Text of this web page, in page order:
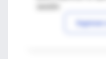
Ingresar